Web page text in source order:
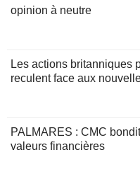
opinion à neutre
Les actions britanniques
reculent face aux
PALMARES : CMC
valeurs financières